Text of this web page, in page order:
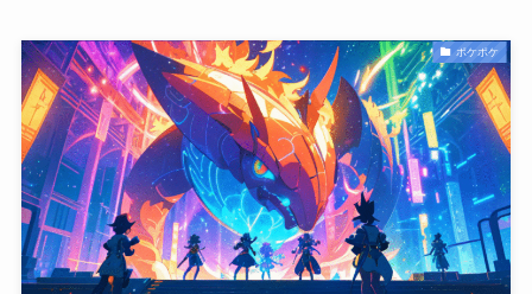
ポケポケ